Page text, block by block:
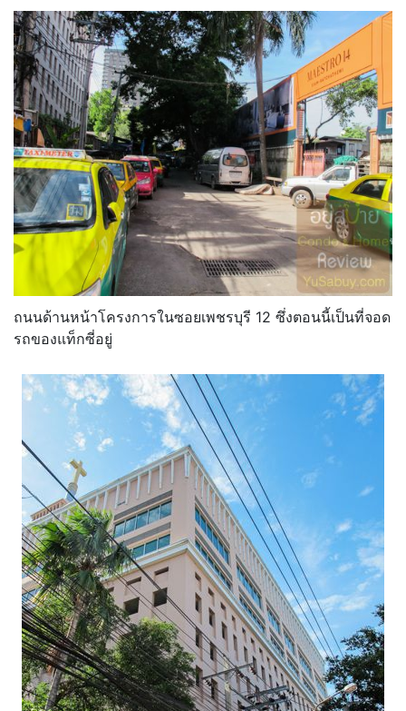
ถนนด้านหน้าโครงการในซอยเพชรบุรี 12 ซึ่งตอนนี้เป็นที่จอด
รถของแท็กซี่อยู่